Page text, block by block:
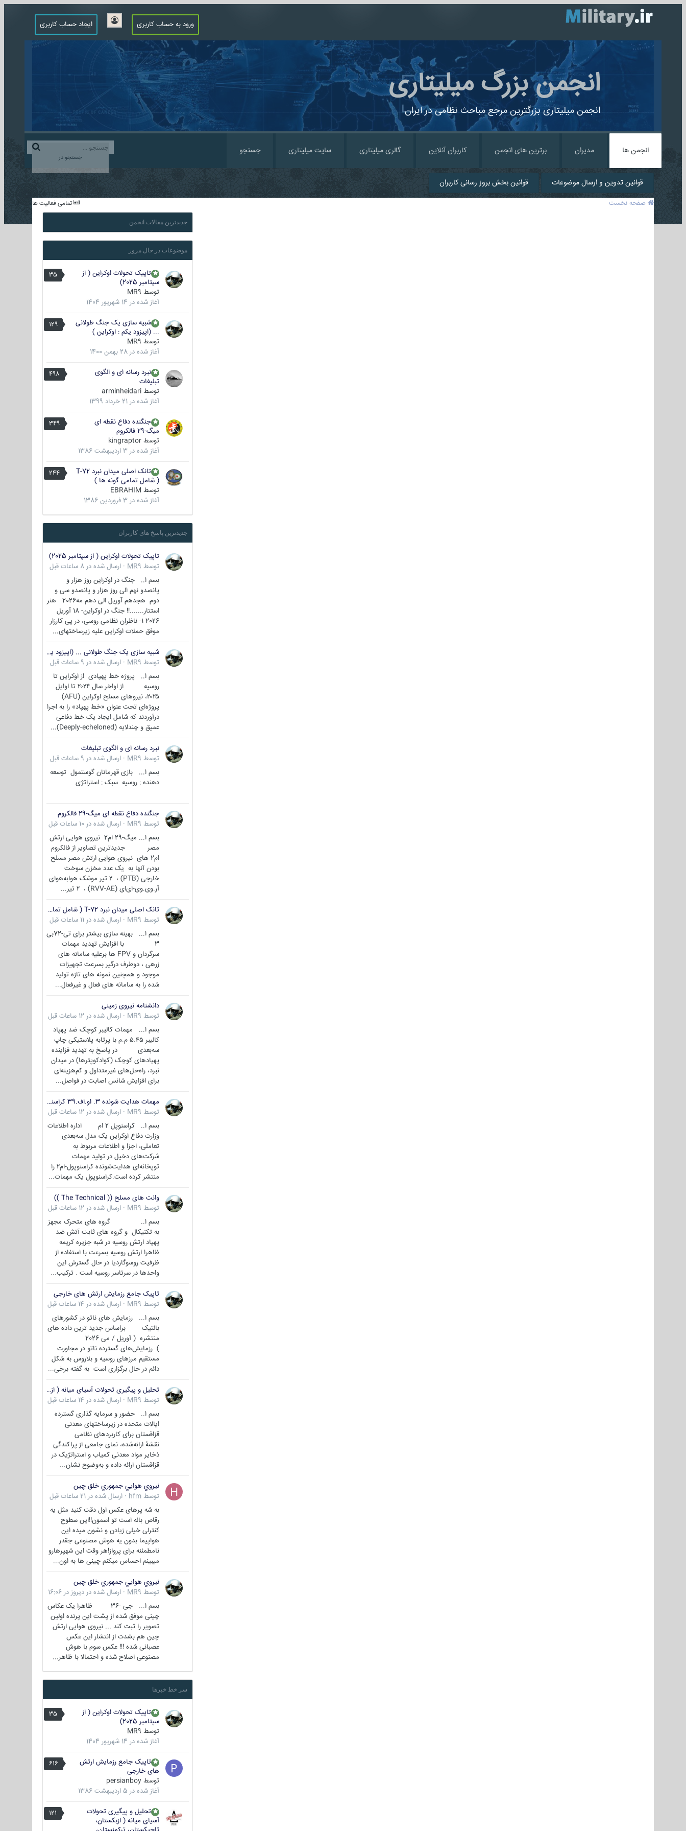
ورود به حساب کاربری ایجاد حساب کاربری
انجمن بزرگ میلیتاری
انجمن میلیتاری بزرگترین مرجع مباحث نظامی در ایران
جستجو در
انجمن ها مدیران برترین های انجمن کاربران آنلاین گالری میلیتاری سایت میلیتاری جستجو
قوانین تدوین و ارسال موضوعات قوانین بخش بروز رسانی کاربران
تمامی فعالیت ها صفحه نخست
جدیدترین مقالات انجمن
موضوعات در حال مرور
35
تاپیک تحولات اوکراین ( از
سپتامبر 2025)
توسط MR9
آغاز شده در 14 شهریور 1404
129
شبیه سازی یک جنگ طولانی
... (اپیزود یکم : اوکراین )
توسط MR9
آغاز شده در 28 بهمن 1400
498
نبرد رسانه ای و الگوی
تبلیغات
توسط arminheidari
آغاز شده در 21 خرداد 1399
349
جنگنده دفاع نقطه ای
میگ-29 فالکروم
توسط kingraptor
آغاز شده در 3 اردیبهشت 1386
244
تانک اصلی میدان نبرد T-72
( شامل تمامی گونه ها )
توسط EBRAHIM
آغاز شده در 3 فروردین 1386
جدیدترین پاسخ های کاربران
تاپیک تحولات اوکراین ( از سپتامبر 2025)
توسط MR9
· ارسال شده در 8 ساعات قبل
بسم ا.. جنگ در اوکراین روز هزار و
پانصدو نهم الی روز هزار و پانصدو سی و
دوم هجدهم آوریل الی دهم مه2026 هنر
استتار.......!! جنگ در اوکراین- 18 آوریل
2026 1- ناظران نظامی روسی، در پی کارزار
موفق حملات اوکراین علیه زیرساختهای...
شبیه سازی یک جنگ طولانی ... (اپیزود یکم : اوکراین )
توسط MR9
· ارسال شده در 9 ساعات قبل
بسم ا.. پروژه خط پهپادی از اوکراین تا
روسیه از اواخر سال ۲۰۲۴ تا اوایل
۲۰۲۵، نیروهای مسلح اوکراین (AFU)
پروژه‌ای تحت عنوان «خط پهپاد» را به اجرا
درآوردند که شامل ایجاد یک خط دفاعی
عمیق و چندلایه (Deeply-echeloned)...
نبرد رسانه ای و الگوی تبلیغات
توسط MR9
· ارسال شده در 9 ساعات قبل
بسم ا... بازی قهرمانان گوستمول توسعه
دهنده : روسیه سبک : استراتژی
جنگنده دفاع نقطه ای میگ-29 فالکروم
توسط MR9
· ارسال شده در 10 ساعات قبل
بسم ا... میگ-29 ام2 نیروی هوایی ارتش
مصر جدیدترین تصاویر از فالکروم
ام2 های نیروی هوایی ارتش مصر مسلح
بودن آنها به یک عدد مخزن سوخت
خارجی (PTB) ، ۲ تیر موشک هوابه‌هوای
آر.وی.وی-ای‌ای (RVV-AE) ، ۲ تیر...
تانک اصلی میدان نبرد T-72 ( شامل تمامی گونه ها )
توسط MR9
· ارسال شده در 11 ساعات قبل
بسم ا... بهینه سازی بیشتر برای تی-72بی
3 با افزایش تهدید مهمات
سرگردان و FPV ها برعلیه سامانه های
زرهی ، دوطرف درگیر بسرعت تجهیزات
موجود و همچنین نمونه های تازه تولید
شده را به سامانه های فعال و غیرفعال...
دانشنامه نیروی زمینی
توسط MR9
· ارسال شده در 12 ساعات قبل
بسم ا... مهمات کالیبر کوچک ضد پهپاد
کالیبر ۵.۴۵ م.م با پرتابه پلاستیکی چاپ
سه‌بعدی در پاسخ به تهدید فزاینده
پهپادهای کوچک (کوادکوپترها) در میدان
نبرد، راه‌حل‌های غیرمتداول و کم‌هزینه‌ای
برای افزایش شانس اصابت در فواصل...
مهمات هدایت شونده 3. او.اف.39 کراسنوپل/بصیر( Krasnopol 3OF39 )
توسط MR9
· ارسال شده در 12 ساعات قبل
بسم ا.. کراسنوپل 2 ام اداره اطلاعات
وزارت دفاع اوکراین یک مدل سه‌بعدی
تعاملی، اجزا و اطلاعات مربوط به
شرکت‌های دخیل در تولید مهمات
توپخانه‌ای هدایت‌شونده کراسنوپول-ام۲ را
منتشر کرده است.کراسنوپول یک مهمات...
وانت های مسلح (( The Technical ))
توسط MR9
· ارسال شده در 12 ساعات قبل
بسم ا.. گروه های متحرک مجهز
به تکنیکال و گروه های ثابت آتش ضد
پهپاد ارتش روسیه در شبه جزیره کریمه
ظاهرا ارتش روسیه بسرعت با استفاده از
ظرفیت روسوگاردیا در حال گسترش این
واحدها در سرتاسر روسیه است . ترکیب...
تاپیک جامع رزمایش ارتش های خارجی
توسط MR9
· ارسال شده در 14 ساعات قبل
بسم ا... رزمایش های ناتو در کشورهای
بالتیک براساس جدید ترین داده های
منتشره ( آوریل / می 2026
) رزمایش‌های گسترده ناتو در مجاورت
مستقیم مرزهای روسیه و بلاروس به شکل
دائم در حال برگزاری است به گفته برخی...
تحلیل و پیگیری تحولات آسیای میانه ( ازبکستان، تاجیکستان، ترکمنستان، قزاقستان و قرقیزستان )
توسط MR9
· ارسال شده در 14 ساعات قبل
بسم ا.. حضور و سرمایه گذاری گسترده
ایالات متحده در زیرساختهای معدنی
قزاقستان برای کاربردهای نظامی
نقشهٔ ارائه‌شده، نمای جامعی از پراکندگی
ذخایر مواد معدنی کمیاب و استراتژیک در
قزاقستان ارائه داده و به‌وضوح نشان...
نيروي هوايي جمهوري خلق چين
توسط hfm
· ارسال شده در 21 ساعات قبل
به شه پرهای عکس اول دقت کنید مثل یه
رقاص باله است تو اسمون!!این سطوح
کنترلی خیلی زیادن و نشون میده این
هواپیما بدون یه هوش مصنوعی جقدر
نامطمئنه برای پرواز!هر وقت این شهپرهارو
میبینم احساس میکنم چینی ها به اون...
نيروي هوايي جمهوري خلق چين
توسط MR9
· ارسال شده در دیروز در 16:06
بسم ا... جی -36 ظاهرا یک عکاس
چینی موفق شده از پشت این پرنده اولین
تصویر را ثبت کند ... نیروی هوایی ارتش
چین هم بشدت از انتشار این عکس
عصبانی شده !!! عکس سوم با هوش
مصنوعی اصلاح شده و احتمالا با ظاهر...
سر خط خبرها
35
تاپیک تحولات اوکراین ( از
سپتامبر 2025)
توسط MR9
آغاز شده در 14 شهریور 1404
616
تاپیک جامع رزمایش ارتش
های خارجی
توسط persianboy
آغاز شده در 5 اردیبهشت 1386
121
تحلیل و پیگیری تحولات
آسیای میانه ( ازبکستان،